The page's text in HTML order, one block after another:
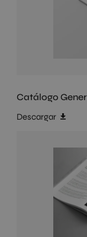
Catálogo
Descargar